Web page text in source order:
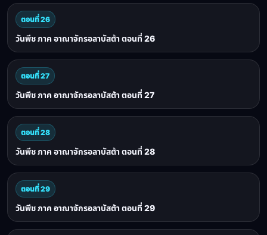
ตอนที่ 26
วันพีช ภาค อาณาจักรอลาบัสต้า ตอนที่ 26
ตอนที่ 27
วันพีช ภาค อาณาจักรอลาบัสต้า ตอนที่ 27
ตอนที่ 28
วันพีช ภาค อาณาจักรอลาบัสต้า ตอนที่ 28
ตอนที่ 29
วันพีช ภาค อาณาจักรอลาบัสต้า ตอนที่ 29